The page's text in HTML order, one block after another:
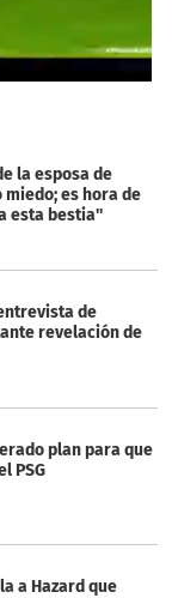
la esposa de
miedo; es hora de
esta bestia''
de
revelación de
plan para que
PSG
a Hazard que